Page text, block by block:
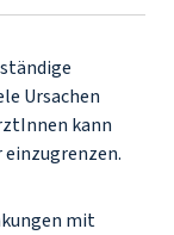
Ursachen
kann
mit